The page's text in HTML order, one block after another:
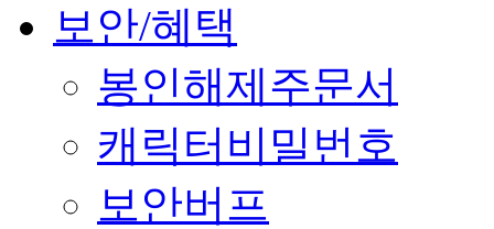
보안/혜택
봉인해제주문서
캐릭터비밀번호
보안버프